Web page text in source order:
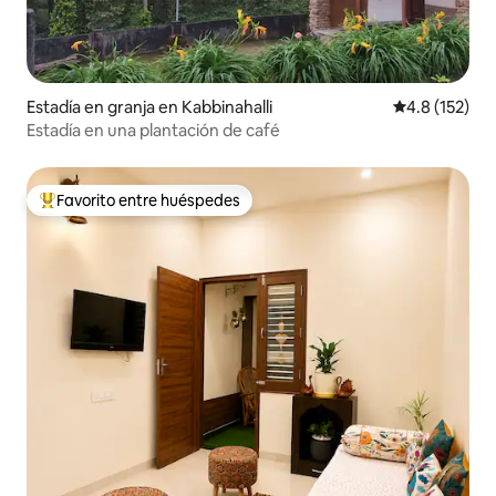
Estadía en granja en Kabbinahalli Calificación
4.8 (152)
Estadía en una plantación de café
Favorito entre huéspedes preferido
Favorito entre huéspedes